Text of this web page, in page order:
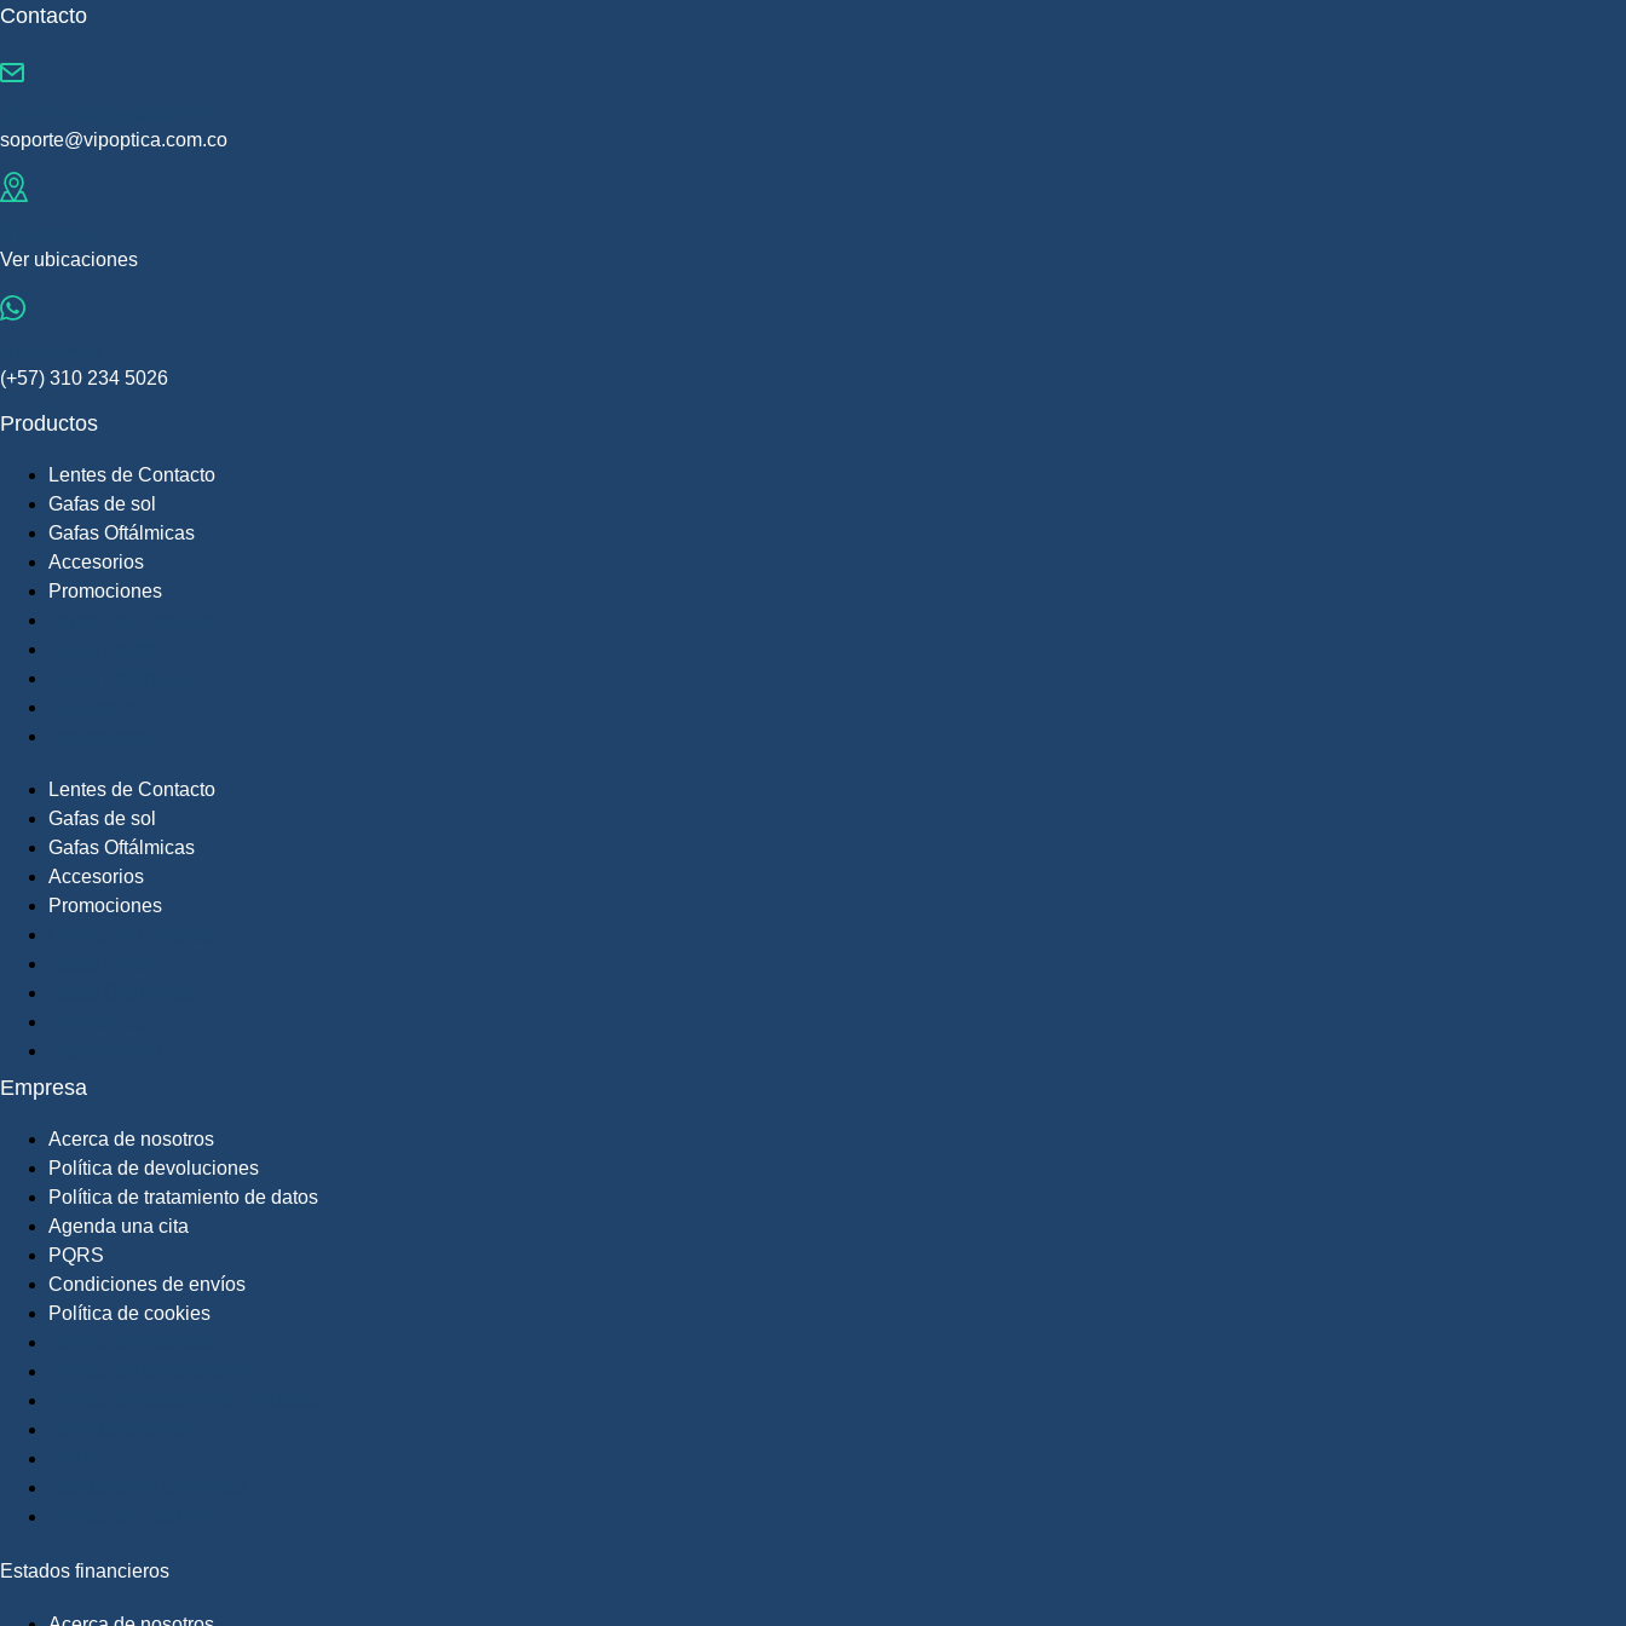
Contacto
soporte@vipoptica.com.co
Ver ubicaciones
(+57) 310 234 5026
Productos
Lentes de Contacto
Gafas de sol
Gafas Oftálmicas
Accesorios
Promociones
Lentes de Contacto
Gafas de sol
Gafas Oftálmicas
Accesorios
Promociones
Empresa
Acerca de nosotros
Política de devoluciones
Política de tratamiento de datos
Agenda una cita
PQRS
Condiciones de envíos
Política de cookies
Estados financieros